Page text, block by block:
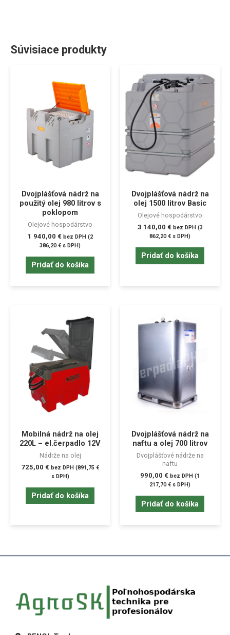
Súvisiace produkty
Dvojplášťová nádrž na
použitý olej 980 litrov s
poklopom
Olejové hospodárstvo
1 940,00 € bez DPH (2
386,20€ s DPH)
Pridať do košíka
Dvojplášťová nádrž na
olej 1500 litrov Basic
Olejové hospodárstvo
3 140,00 € bez DPH (3
862,20€ s DPH)
Pridať do košíka
Mobilná nádrž na olej
220L – el.čerpadlo 12V
Nádrže na olej
725,00 € bez DPH (891,75 €
s DPH)
Pridať do košíka
Dvojplášťová nádrž na
naftu a olej 700 litrov
Dvojplášťové nádrže na
naftu
990,00 € bez DPH (1
217,70€ s DPH)
Pridať do košíka